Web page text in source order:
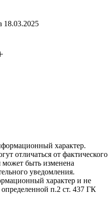
18.03.2025
характер.
отличаться от фактического
быть изменена
уведомления.
характер и не
п.2 ст. 437 ГК